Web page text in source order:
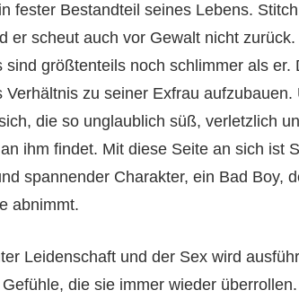
fester Bestandteil seines Lebens.
er scheut auch vor Gewalt nicht
größtenteils noch schlimmer als er.
zu seiner Exfrau aufzubauen.
die so unglaublich süß, verletzlich
ihm findet. Mit diese Seite an sich ist
spannender Charakter, ein Bad Boy,
abnimmt.
Leidenschaft und der Sex wird
die sie immer wieder